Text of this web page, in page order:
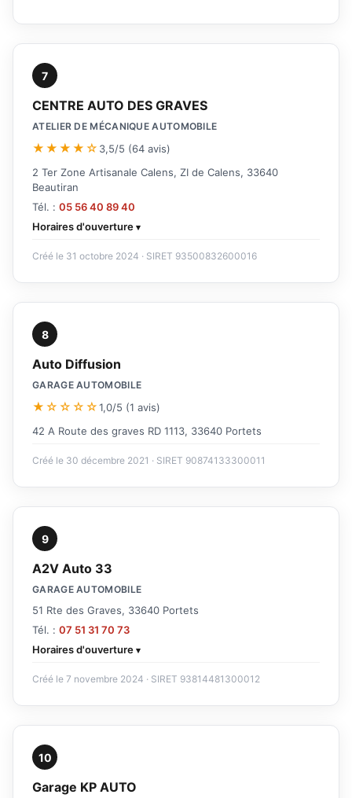
7
CENTRE AUTO DES GRAVES
ATELIER DE MÉCANIQUE AUTOMOBILE
★★★★☆ 3,5/5 (64 avis)
2 Ter Zone Artisanale Calens, ZI de Calens, 33640
Beautiran
Tél. : 05 56 40 89 40
Horaires d'ouverture
Créé le 31 octobre 2024 · SIRET 93500832600016
8
Auto Diffusion
GARAGE AUTOMOBILE
★☆☆☆☆1,0/5 (1 avis)
42 A Route des graves RD 1113, 33640 Portets
Créé le 30 décembre 2021 · SIRET 90874133300011
9
A2V Auto 33
GARAGE AUTOMOBILE
51 Rte des Graves, 33640 Portets
Tél. : 07 51 31 70 73
Horaires d'ouverture
Créé le 7 novembre 2024 · SIRET 93814481300012
10
Garage KP AUTO